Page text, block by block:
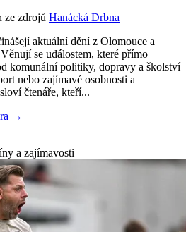
ze zdrojů Hanácká Drbna
aktuální dění z Olomouce a
se událostem, které přímo
komunální politiky, dopravy a školství
nebo zajímavé osobnosti a
čtenáře, kteří...
→
a zajímavosti